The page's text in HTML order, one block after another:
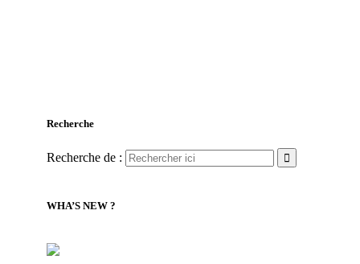
Recherche
Recherche de :
WHA’S NEW ?